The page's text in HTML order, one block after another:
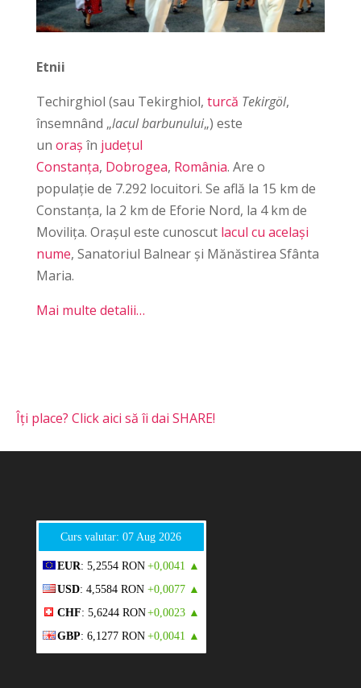
Etnii
Techirghiol (sau Tekirghiol, turcă Tekirgöl,
însemnând „lacul barbunului„) este
un oraș în județul
Constanța, Dobrogea, România. Are o
populație de 7.292 locuitori. Se află la 15 km de
Constanța, la 2 km de Eforie Nord, la 4 km de
Movilița. Orașul este cunoscut lacul cu același
nume, Sanatoriul Balnear și Mănăstirea Sfânta
Maria.
Mai multe detalii…
Îți place? Click aici să îi dai SHARE!
Curs valutar: 07 Aug 2026
EUR: 5,2554 RON +0,0041 ▲
USD: 4,5584 RON +0,0077 ▲
CHF: 5,6244 RON+0,0023 ▲
GBP: 6,1277 RON +0,0041 ▲